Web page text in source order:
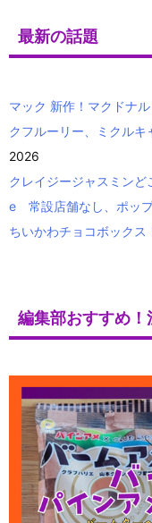
最新の話題
マック 新作！マクドナ
クフルーリー、ミクルキ
2026
クレイジージャスミン
e 常設店舗なし、ポッ
ちいかわチョコボックス
編集部おすすめ！